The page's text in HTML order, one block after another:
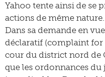
Yahoo tente ainsi de se
actions de même nature.
Dans sa demande en
déclaratif (complaint for
cour du district nord de
que les ordonnances du